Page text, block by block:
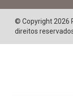
© Copyright 2026
direitos